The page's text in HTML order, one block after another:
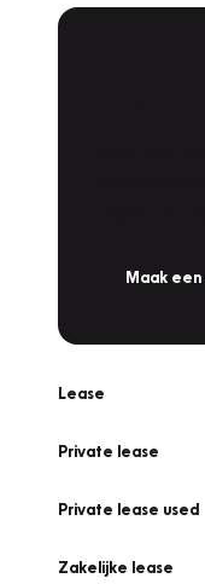
Maak
Lease
Private lease
Private lease used
Zakelijke lease